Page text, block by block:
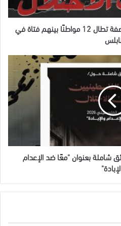
حملة اعتقالات إسرائيلية في الضفة تطال 12 مواطنًا بينهم فتاة في
شاملة بعنوان "معًا ضد الإعدام